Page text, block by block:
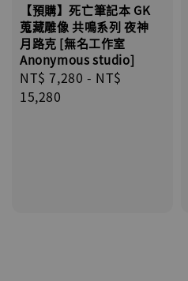
【預購】死亡筆記本 GK
蒐藏雕像 共鳴系列 夜神
月路克 [無名工作室
Anonymous studio]
Regular
price
NT$ 7,280 - NT$
15,280